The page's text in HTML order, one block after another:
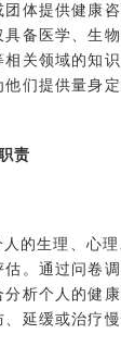
体提供健康
备医学、生物
关领域的知
们提供量身
责
的生理、心
。通过问卷调
析个人的健
延缓或治疗慢